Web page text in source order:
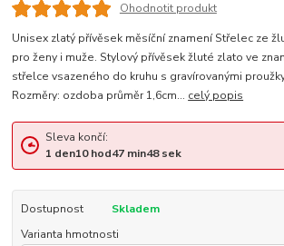
Ohodnotit produkt
Unisex zlatý přívěsek měsíční znamení Střelec ze
pro ženy i muže. Stylový přívěsek žluté zlato ve
střelce vsazeného do kruhu s gravírovanými
Rozměry: ozdoba průměr 1,6cm... celý popis
Sleva končí:
1 den10hod47min47sek
Dostupnost
Skladem
Varianta hmotnosti